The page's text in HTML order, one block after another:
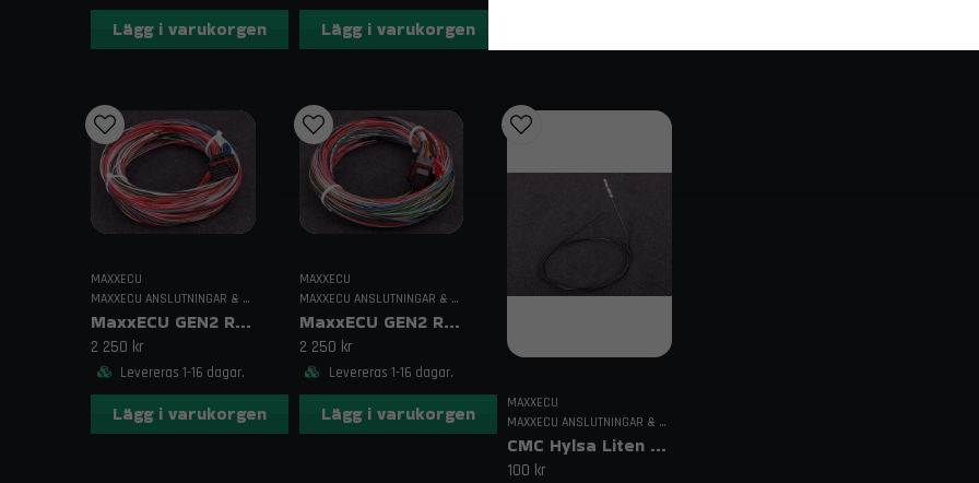
professionell kontroll, enkel installation
mtune supra 2jz
Lägg i varukorgen Lägg i varukorgen
MAXXECU
MAXXECU ANSLUTNINGAR & KABELDRAGNING
MaxxECU GEN2 RACE Kabelhärva 3
2 250 kr
Levereras 1-16 dagar.
Lägg i varukorgen
MAXXECU
MAXXECU ANSLUTNINGAR & KABELDRAGNING
MaxxECU GEN2 RACE Kabelhärva 1
2 250 kr
Levereras 1-16 dagar.
Lägg i varukorgen
MAXXECU
MAXXECU ANSLUTNINGAR & KABELDRAGNING
CMC Hylsa Liten 0,50 mm²
100 kr